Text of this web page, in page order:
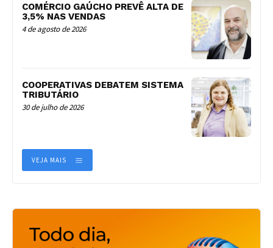
COMÉRCIO GAÚCHO PREVÊ ALTA DE
3,5% NAS VENDAS
4 de agosto de 2026
COOPERATIVAS DEBATEM SISTEMA
TRIBUTÁRIO
30 de julho de 2026
VEJA MAIS